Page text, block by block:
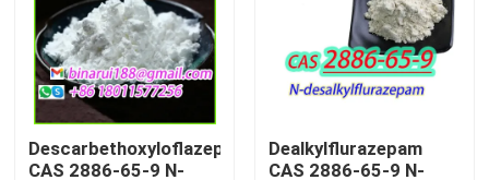
Dagelijkse chemische grondstoffen
Anorganische Chemische producten Grondstof
fijne chemische tussenpersonen
Descarbethoxyloflazepate
CAS 2886-65-9 N-
Dealkylflurazepam
CAS 2886-65-9 N-